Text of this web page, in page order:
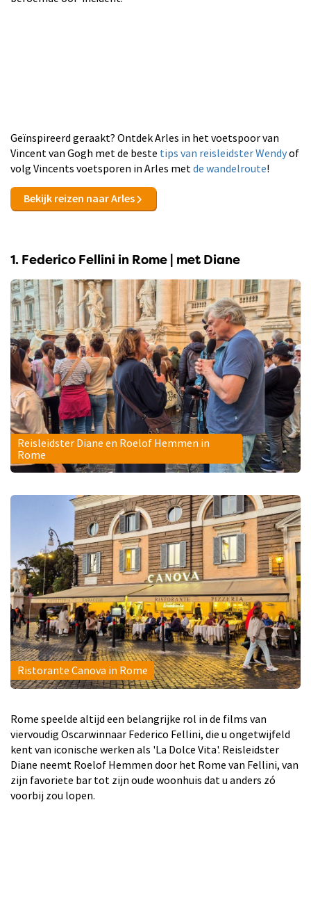
Geïnspireerd geraakt? Ontdek Arles in het voetspoor van
Vincent van Gogh met de beste tips van reisleidster Wendyof
volg Vincents voetsporen in Arles met de wandelroute!
Bekijk reizen naar Arles
1. Federico Fellini in Rome | met Diane
Reisleidster Diane en Roelof Hemmen in
Rome
Ristorante Canova in Rome
Rome speelde altijd een belangrijke rol in de films van
viervoudig Oscarwinnaar Federico Fellini, die u ongetwijfeld
kent van iconische werken als 'La Dolce Vita'. Reisleidster
Diane neemt Roelof Hemmen door het Rome van Fellini, van
zijn favoriete bar tot zijn oude woonhuis dat u anders zó
voorbij zou lopen.